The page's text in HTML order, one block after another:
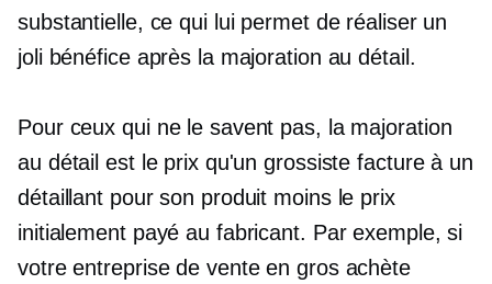
substantielle, ce qui lui permet de réaliser un
joli bénéfice après la majoration au détail.
Pour ceux qui ne le savent pas, la majoration
au détail est le prix qu'un grossiste facture à un
détaillant pour son produit moins le prix
initialement payé au fabricant. Par exemple, si
votre entreprise de vente en gros achète